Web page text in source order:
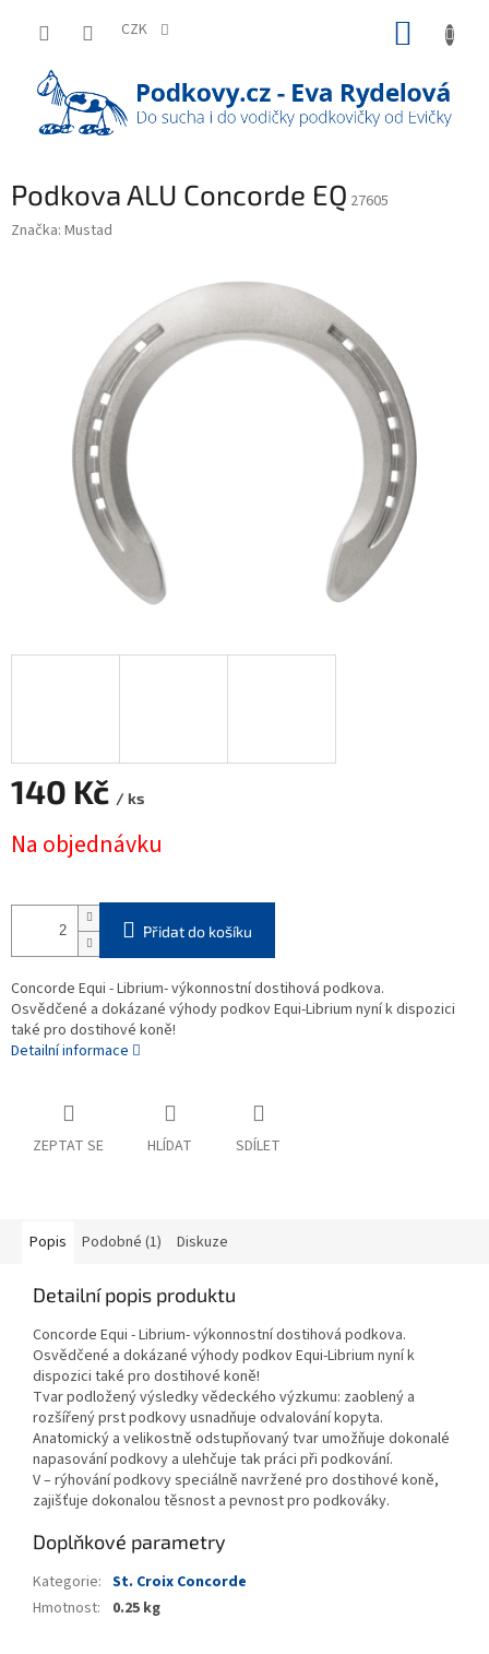
CZK
Podkova ALU Concorde EQ 27605
Značka: Mustad
140 Kč / ks
cena:
Na objednávku
Přidat do košíku
Concorde Equi - Librium- výkonnostní dostihová podkova.
Osvědčené a dokázané výhody podkov Equi-Librium nyní k dispozici
také pro dostihové koně!
Detailní informace
ZEPTAT SE HLÍDAT SDÍLET
Popis Podobné (1) Diskuze
Detailní popis produktu
Concorde Equi - Librium- výkonnostní dostihová podkova.
Osvědčené a dokázané výhody podkov Equi-Librium nyní k
dispozici také pro dostihové koně!
Tvar podložený výsledky vědeckého výzkumu: zaoblený a
rozšířený prst podkovy usnadňuje odvalování kopyta.
Anatomický a velikostně odstupňovaný tvar umožňuje dokonalé
napasování podkovy a ulehčuje tak práci při podkování.
V – rýhování podkovy speciálně navržené pro dostihové koně,
zajišťuje dokonalou těsnost a pevnost pro podkováky.
Doplňkové parametry
Kategorie: St. Croix Concorde
Hmotnost: 0.25 kg